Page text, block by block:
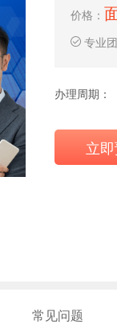
价格：
专业
办理周期：
立
常见问题